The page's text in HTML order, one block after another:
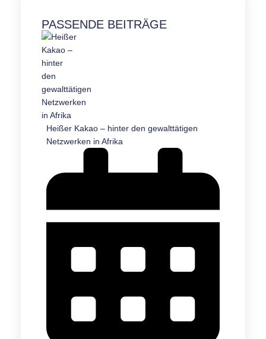
PASSENDE BEITRÄGE
Heißer Kakao – hinter den gewalttätigen
Netzwerken in Afrika